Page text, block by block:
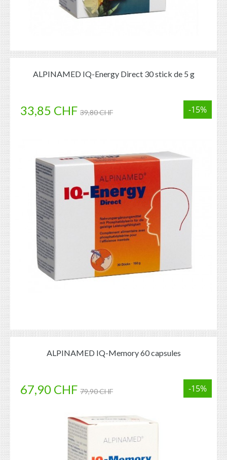
ALPINAMED IQ-Energy Direct 30 stick de 5 g
33,85 CHF 39,80 CHF -15%
ALPINAMED IQ-Memory 60 capsules
67,90 CHF 79,90 CHF -15%